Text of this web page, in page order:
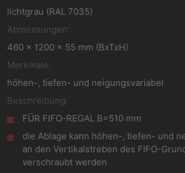
lichtgrau (RAL 7035)
Abmessungen:
460 x 1200 x 55 mm (BxTxH)
Merkmale:
höhen-, tiefen- und neigungsvariabel
Beschreibung:
FÜR FIFO-REGAL B=510 mm
die Ablage kann höhen-, tiefen- und
an den Vertikalstreben des FIFO-
verschraubt werden